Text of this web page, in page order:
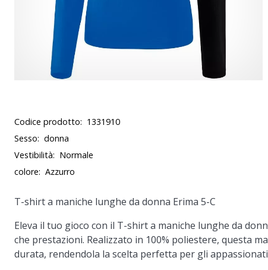
Codice prodotto: 1331910
Sesso: donna
Vestibilità: Normale
colore: Azzurro
T-shirt a maniche lunghe da donna Erima 5-C
Eleva il tuo gioco con il T-shirt a maniche lunghe da
che prestazioni. Realizzato in 100% poliestere, questa
durata, rendendola la scelta perfetta per gli